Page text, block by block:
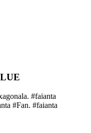
#faianta
#Fan. #faianta